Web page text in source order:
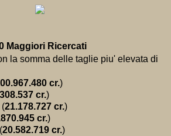
Maggiori Ricercati
la somma delle taglie piu' elevata di
cr.)
cr.)
(21.178.727 cr.)
cr.)
20.582.719 cr.)